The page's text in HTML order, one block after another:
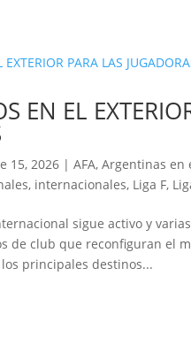
EN EL
15, 2026 |AFA,Argentinas en
, internacionales, Liga F,
sigue activo y
de club que reconfiguran el
principales destinos...